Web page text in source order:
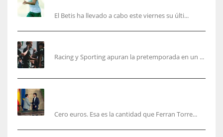
El Betis ha llevado a cabo este viernes su últi...
Racing y Sporting apuran la pretemporada en un ...
Cero euros. Esa es la cantidad que Ferran Torre...